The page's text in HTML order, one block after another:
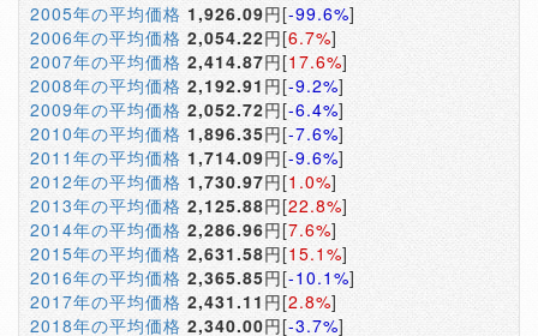
2005年の平均価格 1,926.09円[-99.6%]
2006年の平均価格 2,054.22円[6.7%]
2007年の平均価格 2,414.87円[17.6%]
2008年の平均価格 2,192.91 円[-9.2%]
2009年の平均価格 2,052.72円[-6.4%]
2010年の平均価格 1,896.35円[-7.6%]
2011年の平均価格 1,714.09円[-9.6%]
2012年の平均価格 1,730.97円[1.0%]
2013年の平均価格 2,125.88円[22.8%]
2014年の平均価格 2,286.96円[7.6%]
2015年の平均価格 2,631.58円[15.1%]
2016年の平均価格 2,365.85円[-10.1%]
2017年の平均価格 2,431.11 円[2.8%]
2018年の平均価格 2,340.00円[-3.7%]